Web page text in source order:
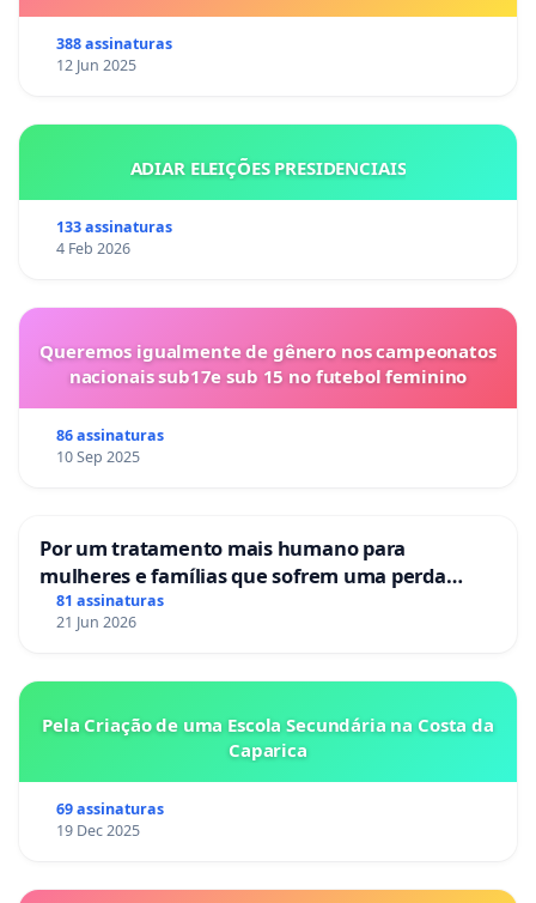
388 assinaturas
12 Jun 2025
ADIAR ELEIÇÕES PRESIDENCIAIS
133 assinaturas
4 Feb 2026
Queremos igualmente de gênero nos campeonatos
nacionais sub17e sub 15 no futebol feminino
86 assinaturas
10 Sep 2025
Por um tratamento mais humano para
mulheres e famílias que sofrem uma perda
gestacional nos hospitais portugueses
81 assinaturas
21 Jun 2026
Pela Criação de uma Escola Secundária na Costa da
Caparica
69 assinaturas
19 Dec 2025